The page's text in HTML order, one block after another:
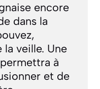
encore
dans la
la veille. Une
à
et de